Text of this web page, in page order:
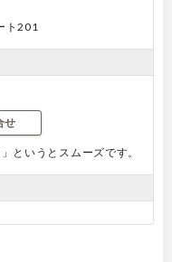
ト201
せ
というとスムーズです。